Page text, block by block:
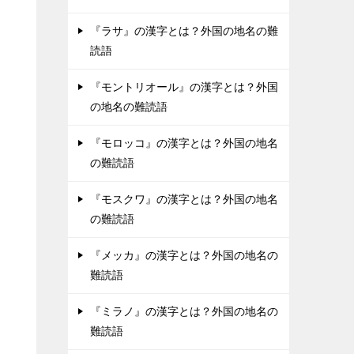
『ラサ』の漢字とは？外国の地名の難
読語
『モントリオール』の漢字とは？外国
の地名の難読語
『モロッコ』の漢字とは？外国の地名
の難読語
『モスクワ』の漢字とは？外国の地名
の難読語
『メッカ』の漢字とは？外国の地名の
難読語
『ミラノ』の漢字とは？外国の地名の
難読語